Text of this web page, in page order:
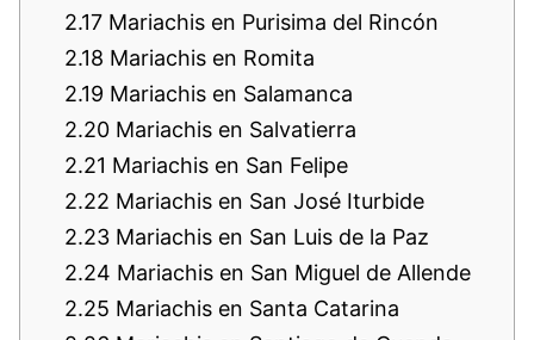
2.17 Mariachis en Purisima del Rincón
2.18 Mariachis en Romita
2.19 Mariachis en Salamanca
2.20 Mariachis en Salvatierra
2.21 Mariachis en San Felipe
2.22 Mariachis en San José Iturbide
2.23 Mariachis en San Luis de la Paz
2.24 Mariachis en San Miguel de Allende
2.25 Mariachis en Santa Catarina